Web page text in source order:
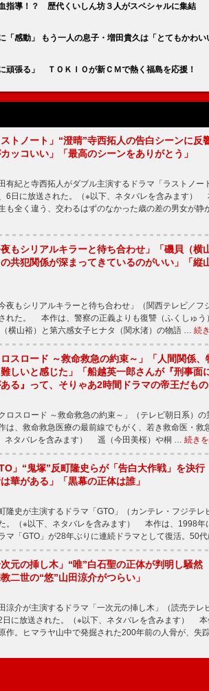
指導！？ 歴代くいしん坊３人がスペシャルに集結
「感動」 もう一人の息子・増田貴久は「とてもかわい
頑張る」 ＴＯＫＩＯが新ＣＭで熱く福島を応援！
ストノート」“澄晴”寺西拓人の告白シーンに
ッコいい」「最高のシーンをありがとう」
有紀と寺西拓人がダブル主演するドラマ「ラストノー
6日に放送された。（※以下、ネタバレを含みます）
も全く違う、交わるはずのなかった歳の差の男女が
夜もシリアルキラーと待ち合わせ」「磯貝（横
共犯関係が深まってきているのがいい」「縦
夜もシリアルキラーと待ち合わせ」（関西テレビ／フ
れた。 本作は、警察の正義よりも復讐（ふくしゅう
横山裕）と第六感女子ヒナタ（関水渚）の物語 … 続
ロスロード ～救命救急の約束～」「人間関係
しいと感じた」「船越英一郎さんが『刑事面
る』って、そりゃあ2時間ドラマの帝王だもの
ロスロード ～救命救急の約束～」（テレビ朝日系）の
は、救命救急医療の最前線でもがく、若き救命医・救
ネタバレを含みます） 遥（今田美桜）や桐 … 続き
」“鬼塚”反町隆史らが「告白大作戦」を決
華がある」「黒幕の正体は誰」
隆史が主演するドラマ「GTO」（カンテレ・フジテレ
。（※以下、ネタバレを含みます） 本作は、1998年
マ「GTO」が28年ぶりに連続ドラマとして復活。50
次元の挿し木」“唯”白石聖の正体が判明し騒然
教二世の“悠”山田涼介がつらい」
涼介が主演するドラマ「一次元の挿し木」（読売テレ
日に放送された。（※以下、ネタバレを含みます） 本
作。ヒマラヤ山中で発掘された200年前の人骨が、失